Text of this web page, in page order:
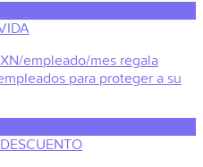
empleado/mes regala
para proteger a su